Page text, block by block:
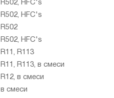
R502, HFC's
R502, HFC's
R502
R502, HFC's
R11, R113
R11, R113, в смеси
R12, в смеси
в смеси